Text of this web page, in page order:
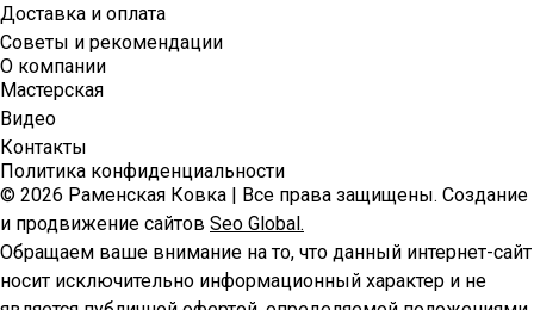
Доставка и оплата
Советы и рекомендации
О компании
Мастерская
Видео
Контакты
Политика конфиденциальности
© 2026 Раменская Ковка | Все права защищены. Создание
и продвижение сайтов Seo Global.
Обращаем ваше внимание на то, что данный интернет-сайт
носит исключительно информационный характер и не